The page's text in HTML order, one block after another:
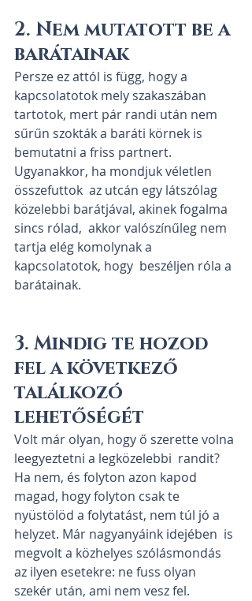
2. Nem mutatott be a
barátainak
Persze ez attól is függ, hogy a
kapcsolatotok mely szakaszában
tartotok, mert pár randi után nem
sűrűn szokták a baráti körnek is
bemutatni a friss partnert.
Ugyanakkor, ha mondjuk véletlen
összefuttok  az utcán egy látszólag
közelebbi barátjával, akinek fogalma
sincs rólad,  akkor valószínűleg nem
tartja elég komolynak a
kapcsolatotok, hogy  beszéljen róla a
barátainak.
3. Mindig te hozod
fel a következő
találkozó
lehetőségét
Volt már olyan, hogy ő szerette volna
leegyeztetni a legközelebbi  randit?
Ha nem, és folyton azon kapod
magad, hogy folyton csak te
nyüstölöd a folytatást, nem túl jó a
helyzet. Már nagyanyáink idejében  is
megvolt a közhelyes szólásmondás
az ilyen esetekre: ne fuss olyan
szekér után, ami nem vesz fel.